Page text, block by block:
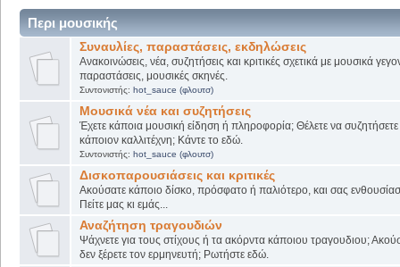
Περι μουσικής
Συναυλίες, παραστάσεις, εκδηλώσεις
Ανακοινώσεις, νέα, συζητήσεις και κριτικές σχετικά με μουσικά
παραστάσεις, μουσικές σκηνές.
Συντονιστής: hot_sauce (φλουτσ)
Μουσικά νέα και συζητήσεις
Έχετε κάποια μουσική είδηση ή πληροφορία; Θέλετε να
κάποιον καλλιτέχνη; Κάντε το εδώ.
Συντονιστής: hot_sauce (φλουτσ)
Δισκοπαρουσιάσεις και κριτικές
Ακούσατε κάποιο δίσκο, πρόσφατο ή παλιότερο, και σας
Πείτε μας κι εμάς...
Αναζήτηση τραγουδιών
Ψάχνετε για τους στίχους ή τα ακόρντα κάποιου τραγουδιου;
δεν ξέρετε τον ερμηνευτή; Ρωτήστε εδώ.